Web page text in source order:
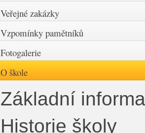
Veřejné zakázky
Vzpomínky pamětníků
Fotogalerie
O škole
Základní
Historie školy